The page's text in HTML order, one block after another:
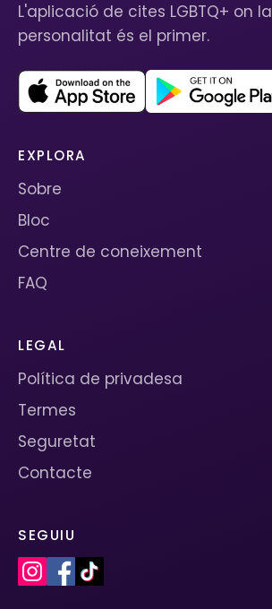
L'aplicació de cites LGBTQ+ on la
personalitat és el primer.
EXPLORA
Sobre
Bloc
Centre de coneixement
FAQ
LEGAL
Política de privadesa
Termes
Seguretat
Contacte
SEGUIU